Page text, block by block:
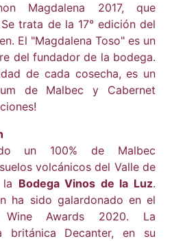
Magdalena 2017, que
trata de la 17° edición del
El "Magdalena Toso" es un
del fundador de la bodega.
de cada cosecha, es un
de Malbec y Cabernet
un 100% de Malbec
volcánicos del Valle de
Bodega Vinos de la Luz.
ha sido galardonado en el
Wine Awards 2020. La
británica Decanter, en su